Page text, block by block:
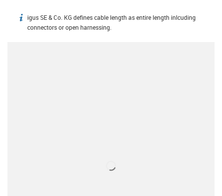
igus-icon-info
igus SE & Co. KG defines cable length as entire length inlcuding
connectors or open harnessing.